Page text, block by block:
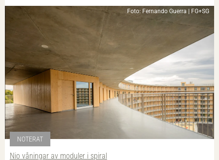
Foto: Fernando Guerra | FG+SG
NOTERAT
Nio våningar av moduler i spiral